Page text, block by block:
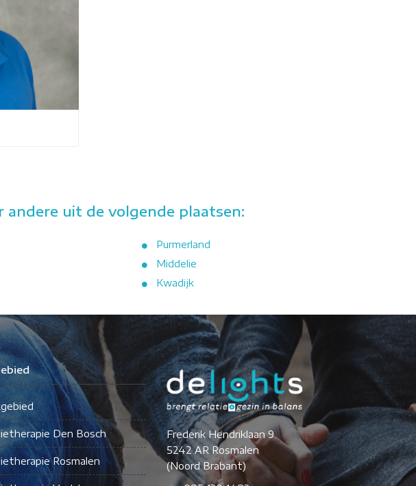
uit de volgende plaatsen:
Purmerland
Middelie
Kwadijk
Den Bosch
Rosmalen
Frederik Hendriklaan 9
5242 AR Rosmalen
(Noord Brabant)